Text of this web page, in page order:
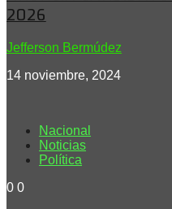
2026
Jefferson Bermúdez
14 noviembre, 2024
Nacional
Noticias
Política
0 0